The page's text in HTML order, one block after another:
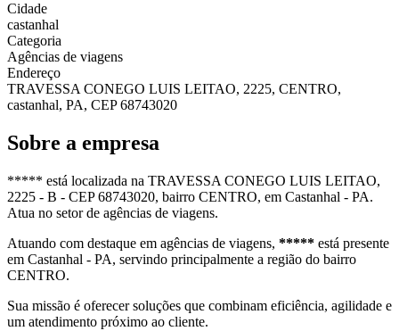
Cidade
castanhal
Categoria
Agências de viagens
Endereço
TRAVESSA CONEGO LUIS LEITAO, 2225, CENTRO,
castanhal, PA, CEP 68743020
Sobre a empresa
***** está localizada na TRAVESSA CONEGO LUIS LEITAO,
2225 - B - CEP 68743020, bairro CENTRO, em Castanhal - PA.
Atua no setor de agências de viagens.
Atuando com destaque em agências de viagens, ***** está presente
em Castanhal - PA, servindo principalmente a região do bairro
CENTRO.
Sua missão é oferecer soluções que combinam eficiência, agilidade e
um atendimento próximo ao cliente.